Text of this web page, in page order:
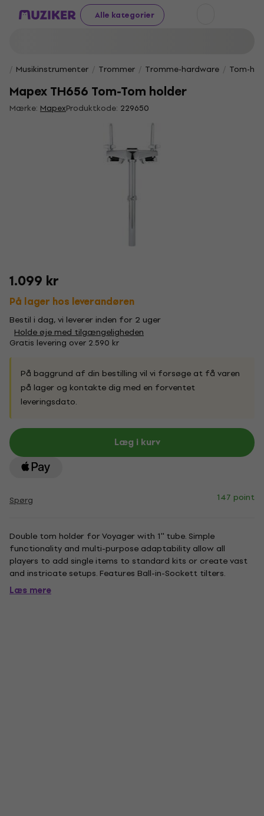
Alle kategorier
Musikinstrumenter Trommer Tromme-hardware Tom-
Mapex TH656 Tom-Tom holder
Mærke: MapexProduktkode: 229650
1.099 kr
På lager hos leverandøren
Bestil i dag, vi leverer inden for 2 uger
Holde øje med tilgængeligheden
Gratis levering over 2.590 kr
På baggrund af din bestilling vil vi forsøge at få varen
på lager og kontakte dig med en forventet
leveringsdato.
Læg i kurv
Spørg 147 point
Double tom holder for Voyager with 1'' tube. Simple
functionality and multi-purpose adaptability allow all
players to add single items to standard kits or create vast
and instricate setups. Features Ball-in-Sockett tilters.
Læs mere